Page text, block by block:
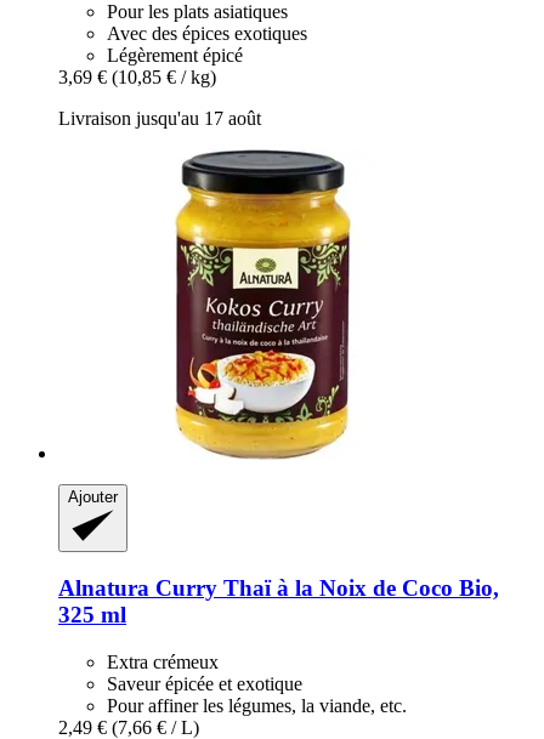
Pour les plats asiatiques
Avec des épices exotiques
Légèrement épicé
3,69 € (10,85 € / kg)
Livraison jusqu'au 17 août
Ajouter
Alnatura Curry Thaï à la Noix de Coco Bio,
325 ml
Extra crémeux
Saveur épicée et exotique
Pour affiner les légumes, la viande, etc.
2,49 € (7,66 € / L)